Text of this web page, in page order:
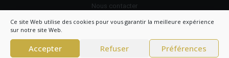
Ce site Web utilise des cookies pour vous garantir la meilleure expérience
sur notre site Web.
Accepter Refuser Préférences
Nous contacter
Politique de cookies (UE)